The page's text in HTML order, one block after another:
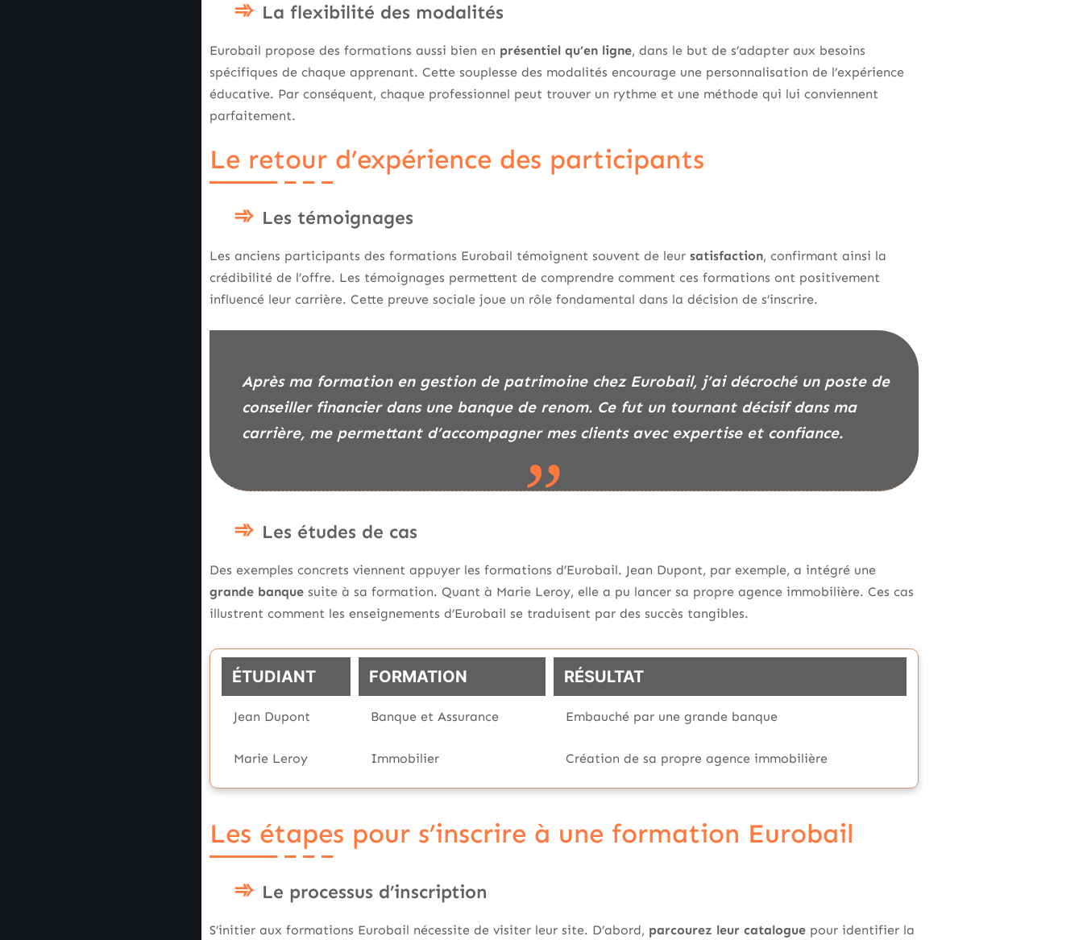
La flexibilité des modalités
Eurobail propose des formations aussi bien en présentiel qu’en ligne, dans le but de s’adapter aux besoins
spécifiques de chaque apprenant. Cette souplesse des modalités encourage une personnalisation de l’expérience
éducative. Par conséquent, chaque professionnel peut trouver un rythme et une méthode qui lui conviennent
parfaitement.
Le retour d’expérience des participants
Les témoignages
Les anciens participants des formations Eurobail témoignent souvent de leur satisfaction, confirmant ainsi la
crédibilité de l’offre. Les témoignages permettent de comprendre comment ces formations ont positivement
influencé leur carrière. Cette preuve sociale joue un rôle fondamental dans la décision de s’inscrire.
Après ma formation en gestion de patrimoine chez Eurobail, j’ai décroché un poste de
conseiller financier dans une banque de renom. Ce fut un tournant décisif dans ma
carrière, me permettant d’accompagner mes clients avec expertise et confiance.
Les études de cas
Des exemples concrets viennent appuyer les formations d’Eurobail. Jean Dupont, par exemple, a intégré une
grande banque suite à sa formation. Quant à Marie Leroy, elle a pu lancer sa propre agence immobilière. Ces cas
illustrent comment les enseignements d’Eurobail se traduisent par des succès tangibles.
ÉTUDIANT FORMATION RÉSULTAT
Jean Dupont Banque et Assurance Embauché par une grande banque
Marie Leroy Immobilier Création de sa propre agence immobilière
Les étapes pour s’inscrire à une formation Eurobail
Le processus d’inscription
S’initier aux formations Eurobail nécessite de visiter leur site. D’abord, parcourez leur catalogue pour identifier la